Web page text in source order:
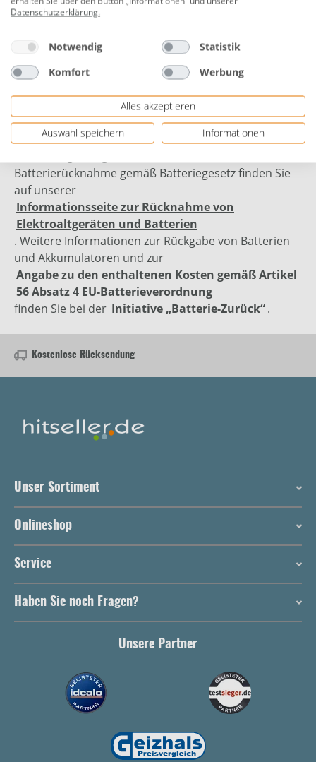
Datenblätter
Genauere Informationen zur kostenlosen
Altgeräterücknahme gemäß Elektro- und
Batterierücknahme gemäß Batteriegesetz finden Sie
auf unserer
Informationsseite zur Rücknahme von
Elektroaltgeräten und Batterien
. Weitere Informationen zur Rückgabe von Batterien
und Akkumulatoren und zur
Angabe zu den enthaltenen Kosten gemäß Artikel
56 Absatz 4 EU-Batterieverordnung
finden Sie bei der Initiative „Batterie-Zurück“.
Kostenlose Rücksendung
Unser Sortiment
Onlineshop
Service
Haben Sie noch Fragen?
Unsere Partner
Datenschutzerklärung.
Notwendig
Statistik
Komfort
Werbung
Alles akzeptieren
Auswahl speichern
Informationen